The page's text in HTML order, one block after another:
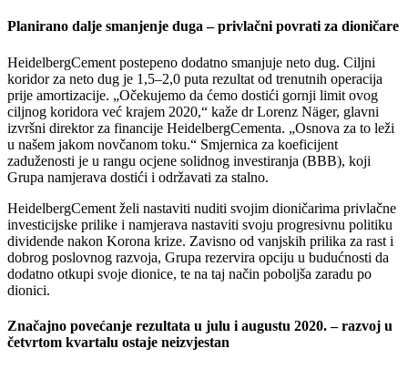
Planirano dalje smanjenje duga – privlačni povrati za dioničare
HeidelbergCement postepeno dodatno smanjuje neto dug. Ciljni
koridor za neto dug je 1,5–2,0 puta rezultat od trenutnih operacija
prije amortizacije. „Očekujemo da ćemo dostići gornji limit ovog
ciljnog koridora već krajem 2020,“ kaže dr Lorenz Näger, glavni
izvršni direktor za financije HeidelbergCementa. „Osnova za to leži
u našem jakom novčanom toku.“ Smjernica za koeficijent
zaduženosti je u rangu ocjene solidnog investiranja (BBB), koji
Grupa namjerava dostići i održavati za stalno.
HeidelbergCement želi nastaviti nuditi svojim dioničarima privlačne
investicijske prilike i namjerava nastaviti svoju progresivnu politiku
dividende nakon Korona krize. Zavisno od vanjskih prilika za rast i
dobrog poslovnog razvoja, Grupa rezervira opciju u budućnosti da
dodatno otkupi svoje dionice, te na taj način poboljša zaradu po
dionici.
Značajno povećanje rezultata u julu i augustu 2020. – razvoj u
četvrtom kvartalu ostaje neizvjestan